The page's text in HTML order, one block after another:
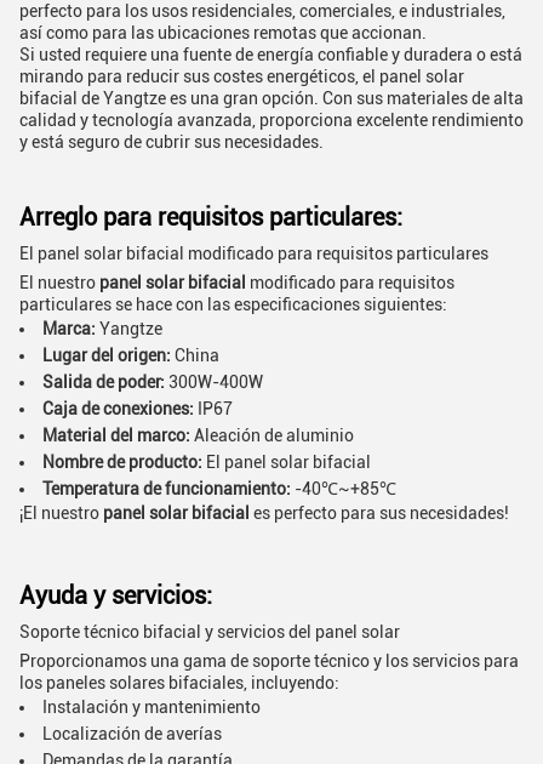
perfecto para los usos residenciales, comerciales, e industriales,
así como para las ubicaciones remotas que accionan.
Si usted requiere una fuente de energía confiable y duradera o está
mirando para reducir sus costes energéticos, el panel solar
bifacial de Yangtze es una gran opción. Con sus materiales de alta
calidad y tecnología avanzada, proporciona excelente rendimiento
y está seguro de cubrir sus necesidades.
Arreglo para requisitos particulares:
El panel solar bifacial modificado para requisitos particulares
El nuestro panel solar bifacial modificado para requisitos
particulares se hace con las especificaciones siguientes:
Marca: Yangtze
Lugar del origen: China
Salida de poder: 300W-400W
Caja de conexiones: IP67
Material del marco: Aleación de aluminio
Nombre de producto: El panel solar bifacial
Temperatura de funcionamiento: -40℃~+85℃
¡El nuestro panel solar bifacial es perfecto para sus necesidades!
Ayuda y servicios:
Soporte técnico bifacial y servicios del panel solar
Proporcionamos una gama de soporte técnico y los servicios para
los paneles solares bifaciales, incluyendo:
Instalación y mantenimiento
Localización de averías